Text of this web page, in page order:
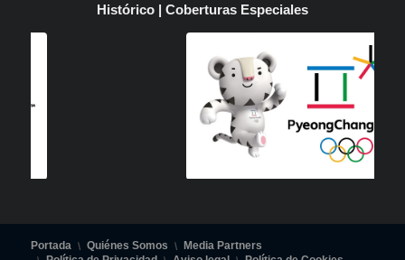
Histórico | Coberturas Especiales
Portada Quiénes Somos
Media Partners